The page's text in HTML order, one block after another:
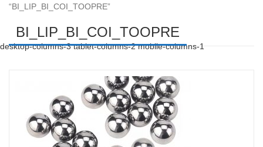
“BI_LIP_BI_COI_TOOPRE”
BI_LIP_BI_COI_TOOPRE
desktop-columns-3 tablet-columns-2 mobile-columns-1